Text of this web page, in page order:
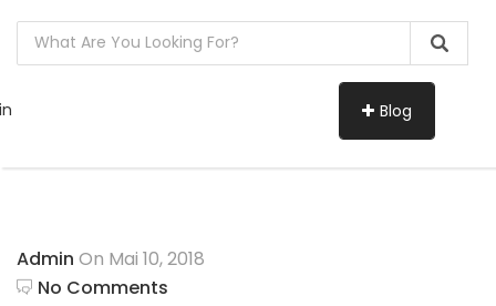
Blog
Admin On Mai 10, 2018
No Comments